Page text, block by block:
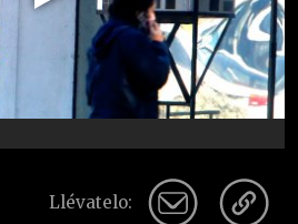
Video
Llévatelo: